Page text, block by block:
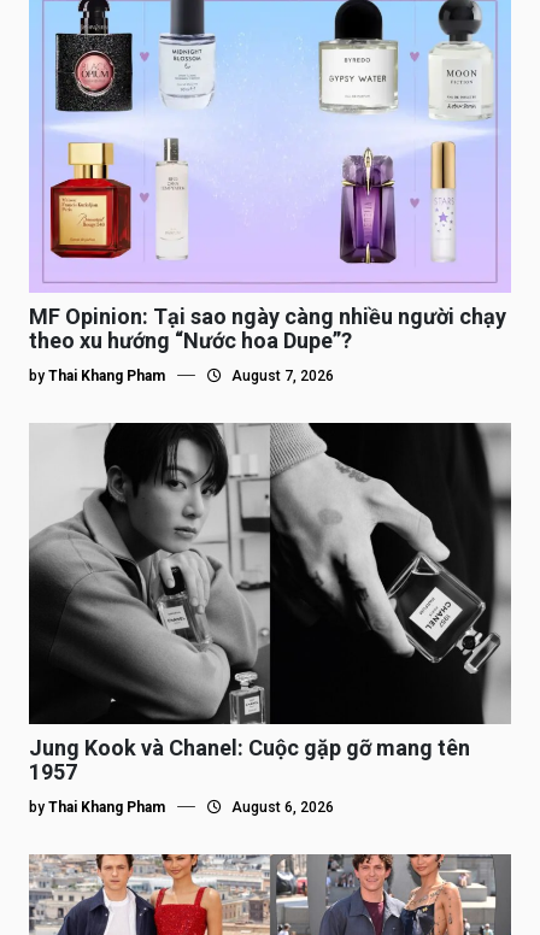
MF Opinion: Tại sao ngày càng nhiều người chạy
theo xu hướng “Nước hoa Dupe”?
by Thai Khang Pham August 7, 2026
Jung Kook và Chanel: Cuộc gặp gỡ mang tên
1957
by Thai Khang Pham August 6, 2026